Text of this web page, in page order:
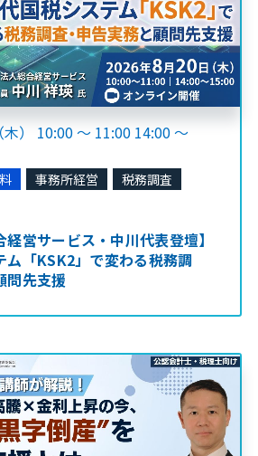
） 10:00 ～ 11:00 14:00 ～
事務所経営
税務調査
経営サービス・中川代表登壇】
ム「KSK2」で変わる税務調
問先支援